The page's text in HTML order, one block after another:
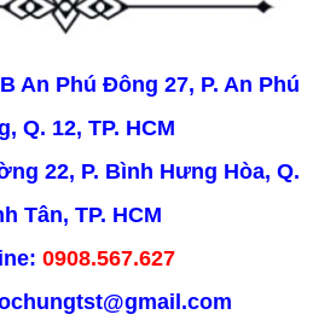
An Phú Đông 27, P. An Phú
Q. 12, TP. HCM
22, P. Bình Hưng Hòa, Q.
Tân, TP. HCM
0908.567.627